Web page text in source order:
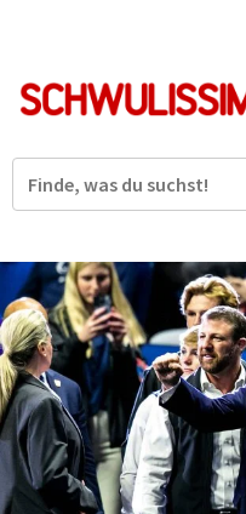
Suche